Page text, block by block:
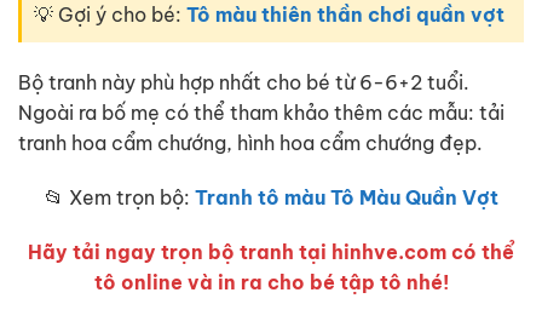
💡 Gợi ý cho bé: Tô màu thiên thần chơi quần vợt
Bộ tranh này phù hợp nhất cho bé từ 6-6+2 tuổi.
Ngoài ra bố mẹ có thể tham khảo thêm các mẫu: tải
tranh hoa cẩm chướng, hình hoa cẩm chướng đẹp.
📂 Xem trọn bộ: Tranh tô màu Tô Màu Quần Vợt
Hãy tải ngay trọn bộ tranh tại hinhve.com có thể
tô online và in ra cho bé tập tô nhé!